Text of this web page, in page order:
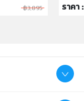
฿3,895 ราคา